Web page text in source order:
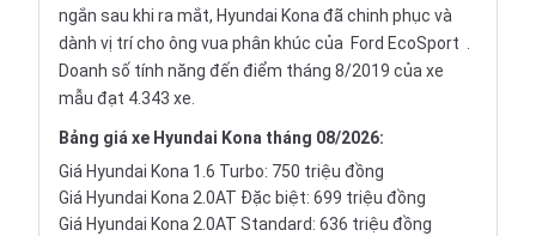
ngắn sau khi ra mắt, Hyundai Kona đã chinh phục và
dành vị trí cho ông vua phân khúc của Ford EcoSport .
Doanh số tính năng đến điểm tháng 8/2019 của xe
mẫu đạt 4.343 xe.
Bảng giá xe Hyundai Kona tháng 08/2026:
Giá Hyundai Kona 1.6 Turbo: 750 triệu đồng
Giá Hyundai Kona 2.0AT Đặc biệt: 699 triệu đồng
Giá Hyundai Kona 2.0AT Standard: 636 triệu đồng